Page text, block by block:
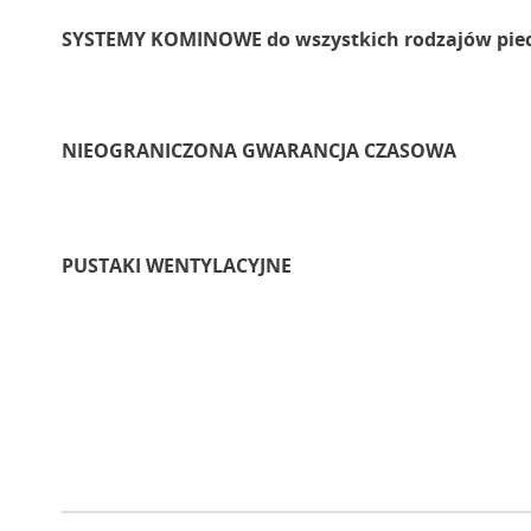
SYSTEMY KOMINOWE do wszystkich rodzajów
NIEOGRANICZONA GWARANCJA CZASOWA
PUSTAKI WENTYLACYJNE